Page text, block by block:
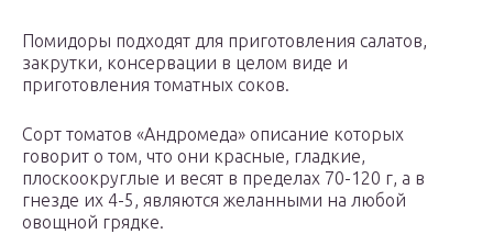
Помидоры подходят для приготовления салатов,
закрутки, консервации в целом виде и
приготовления томатных соков.
Сорт томатов «Андромеда» описание которых
говорит о том, что они красные, гладкие,
плоскоокруглые и весят в пределах 70-120 г, а в
гнезде их 4-5, являются желанными на любой
овощной грядке.